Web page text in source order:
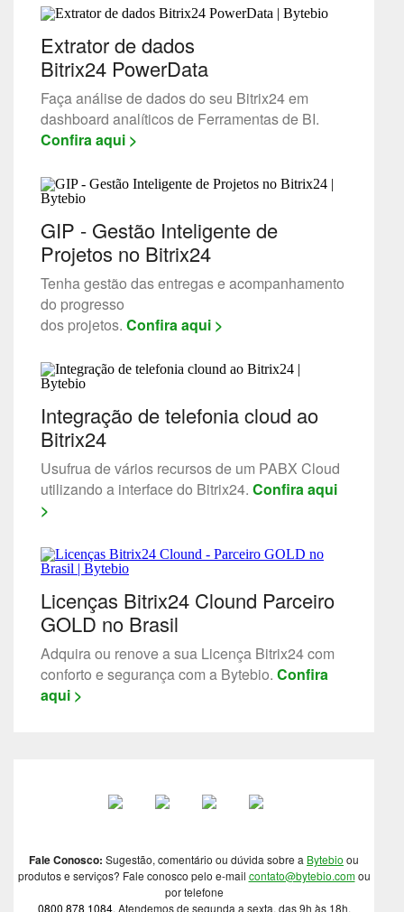
Extrator de dados
Bitrix24 PowerData
Faça análise de dados do seu Bitrix24 em
dashboard analíticos de Ferramentas de BI.
Confira aqui >
GIP - Gestão Inteligente de
Projetos no Bitrix24
Tenha gestão das entregas e acompanhamento
do progresso
dos projetos. Confira aqui >
Integração de telefonia cloud ao
Bitrix24
Usufrua de vários recursos de um PABX Cloud
utilizando a interface do Bitrix24. Confira aqui
>
Licenças Bitrix24 Clound Parceiro
GOLD no Brasil
Adquira ou renove a sua Licença Bitrix24 com
conforto e segurança com a Bytebio. Confira
aqui >
Fale Conosco: Sugestão, comentário ou dúvida sobre a Bytebio ou
produtos e serviços? Fale conosco pelo e-mail contato@bytebio.comou
por telefone
0800 878 1084. Atendemos de segunda a sexta, das 9h às 18h.